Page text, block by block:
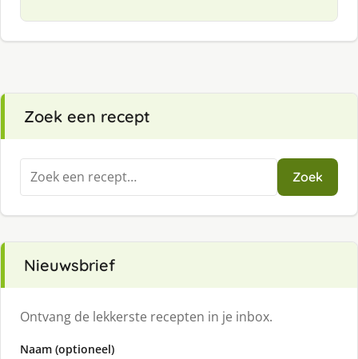
Zoek een recept
Zoeken
naar:
Zoek
Nieuwsbrief
Ontvang de lekkerste recepten in je inbox.
Naam (optioneel)